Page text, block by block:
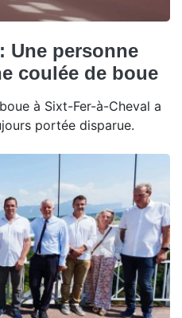
Une personne
coulée de boue
à Sixt-Fer-à-Cheval a
portée disparue.